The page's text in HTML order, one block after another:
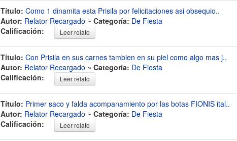
Título: Como 1 dinamita esta Prisila por felicitaciones asi obsequio..
Autor: Relator Recargado ~ Categoría: De Fiesta
Calificación:
Leer relato
Título: Con Prisila en sus carnes tambien en su piel como algo mas j..
Autor: Relator Recargado ~ Categoría: De Fiesta
Calificación:
Leer relato
Título: Primer saco y falda acompanamiento por las botas FIONIS ital..
Autor: Relator Recargado ~ Categoría: De Fiesta
Calificación:
Leer relato